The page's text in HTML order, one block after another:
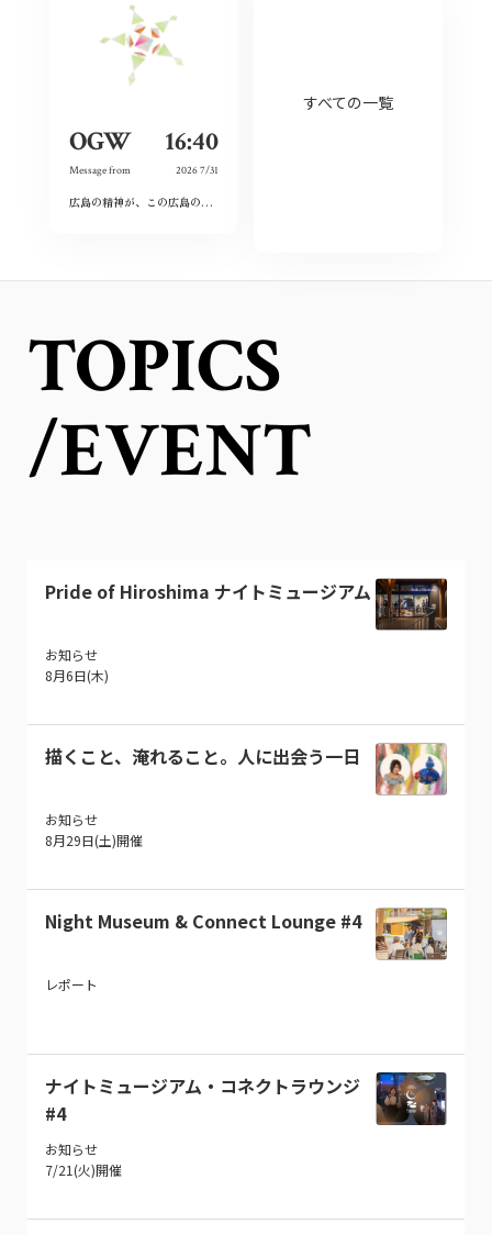
OGW 16:40
Message from 2026 7/31
広島の精神が、この広島の活気の源何だと感じました。
すべての一覧
TOPICS
/EVENT
Pride of Hiroshima ナイトミュージアム
お知らせ
8月6日(木)
描くこと、淹れること。人に出会う一日
お知らせ
8月29日(土)開催
Night Museum & Connect Lounge #4
レポート
ナイトミュージアム・コネクトラウンジ
#4
お知らせ
7/21(火)開催